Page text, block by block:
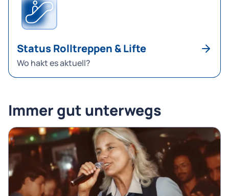
Status Rolltreppen & Lifte
Wo hakt es aktuell?
Immer gut unterwegs